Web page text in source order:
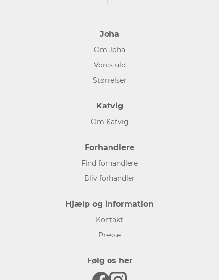
Joha
Om Joha
Vores uld
Størrelser
Katvig
Om Katvig
Forhandlere
Find forhandlere
Bliv forhandler
Hjælp og information
Kontakt
Presse
Følg os her